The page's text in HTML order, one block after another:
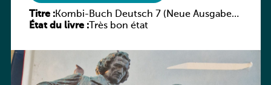
Titre :Kombi-Buch Deutsch 7 (Neue Ausgabe
Luxemburg)
État du livre :Très bon état